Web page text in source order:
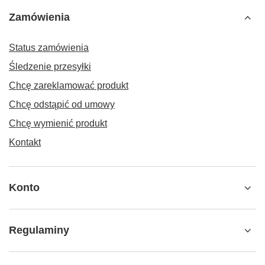
Zamówienia
Status zamówienia
Śledzenie przesyłki
Chcę zareklamować produkt
Chcę odstąpić od umowy
Chcę wymienić produkt
Kontakt
Konto
Regulaminy